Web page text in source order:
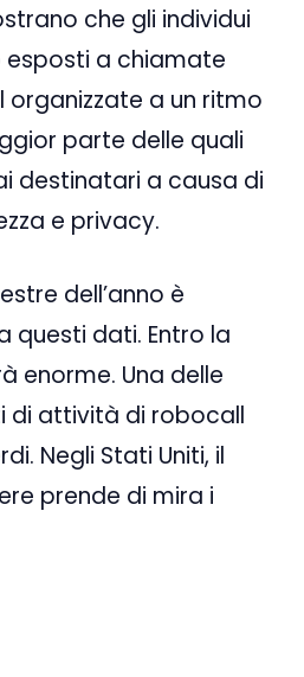
che gli individui
esposti a chiamate
a un ritmo
parte delle quali
destinatari a causa di
e privacy.
dell’anno è
questi dati. Entro la
enorme. Una delle
di attività di robocall
Negli Stati Uniti, il
prende di mira i